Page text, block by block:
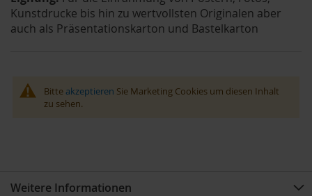
Kunstdrucke bis hin zu wertvollsten Originalen aber
auch als Präsentationskarton und Bastelkarton
Bitte akzeptieren Sie Marketing Cookies um diesen Inhalt
zu sehen.
Weitere Informationen